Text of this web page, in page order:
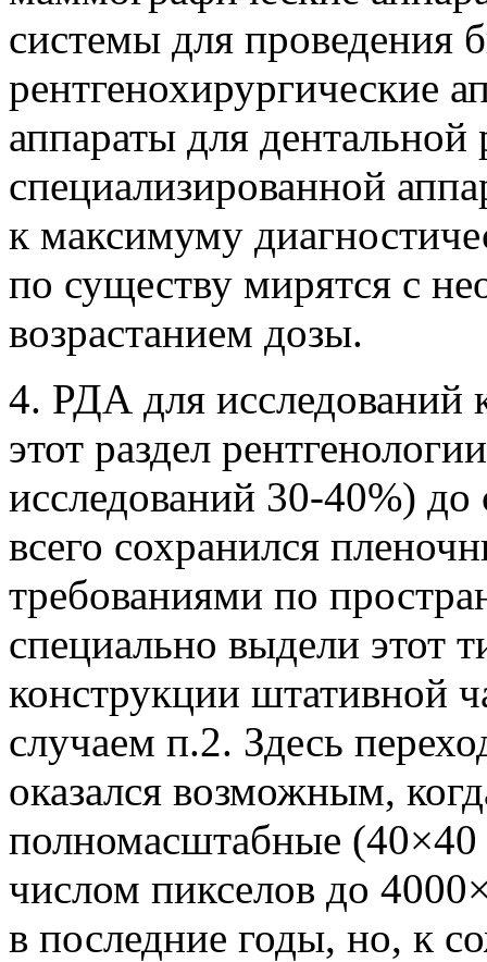
системы для проведения
рентгенохирургические
аппараты для дентальной
специализированной
к максимуму
по существу мирятся с
возрастанием дозы.
4. РДА для исследований
этот раздел
исследований 30-40%)
всего сохранился
требованиями по
специально выдели этот
конструкции штативной
случаем п.2. Здесь
оказался возможным,
полномасштабные
числом пикселов до
в последние годы, но, к